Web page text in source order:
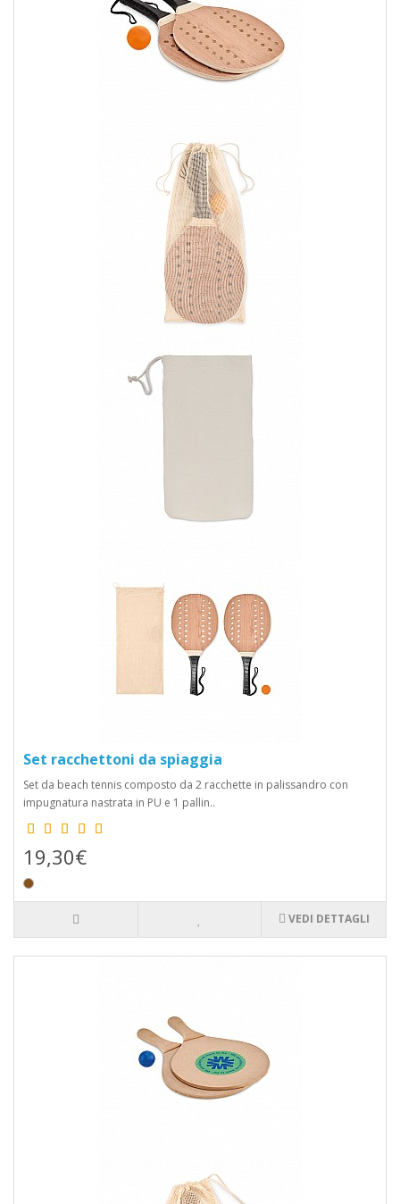
Set racchettoni da spiaggia
Set da beach tennis composto da 2 racchette in palissandro con
impugnatura nastrata in PU e 1 pallin..
19,30€
VEDI DETTAGLI